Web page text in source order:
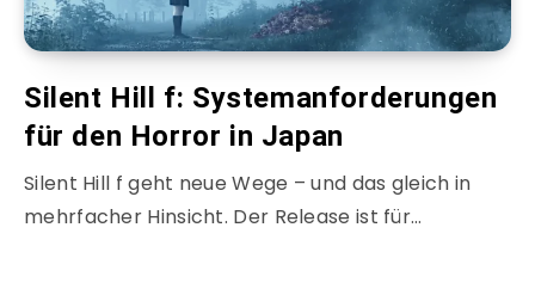
Silent Hill f: Systemanforderungen
für den Horror in Japan
Silent Hill f geht neue Wege – und das gleich in
mehrfacher Hinsicht. Der Release ist für…